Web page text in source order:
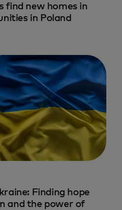
find new homes in
in Poland
Finding hope
and the power of